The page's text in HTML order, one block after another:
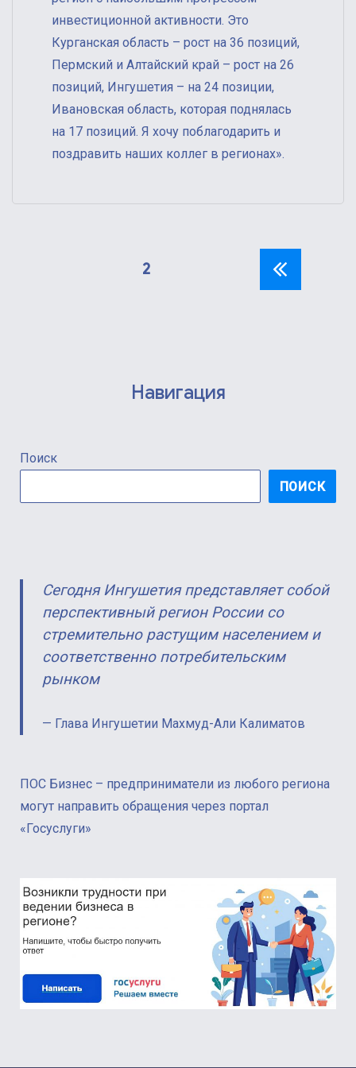
инвестиционной активности. Это
Курганская область – рост на 36 позиций,
Пермский и Алтайский край – рост на 26
позиций, Ингушетия – на 24 позиции,
Ивановская область, которая поднялась
на 17 позиций. Я хочу поблагодарить и
поздравить наших коллег в регионах».
2
Навигация
Поиск
ПОИСК
Сегодня Ингушетия представляет собой
перспективный регион России со
стремительно растущим населением и
соответственно потребительским
рынком
Глава Ингушетии Махмуд-Али Калиматов
ПОС Бизнес – предприниматели из любого региона
могут направить обращения через портал
«Госуслуги»